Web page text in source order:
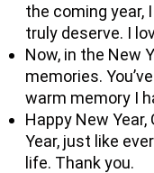
the coming year,
truly deserve. I
Now, in the New
memories.
warm memory I
Happy New
Year, just like
life. Thank you.